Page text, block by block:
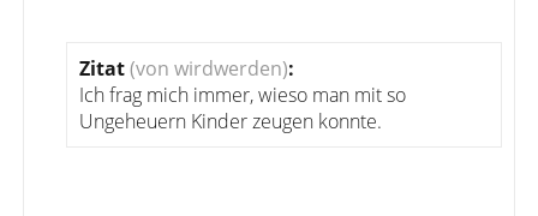
Zitat(von wirdwerden):
Ich frag mich immer, wieso man mit so
Ungeheuern Kinder zeugen konnte.